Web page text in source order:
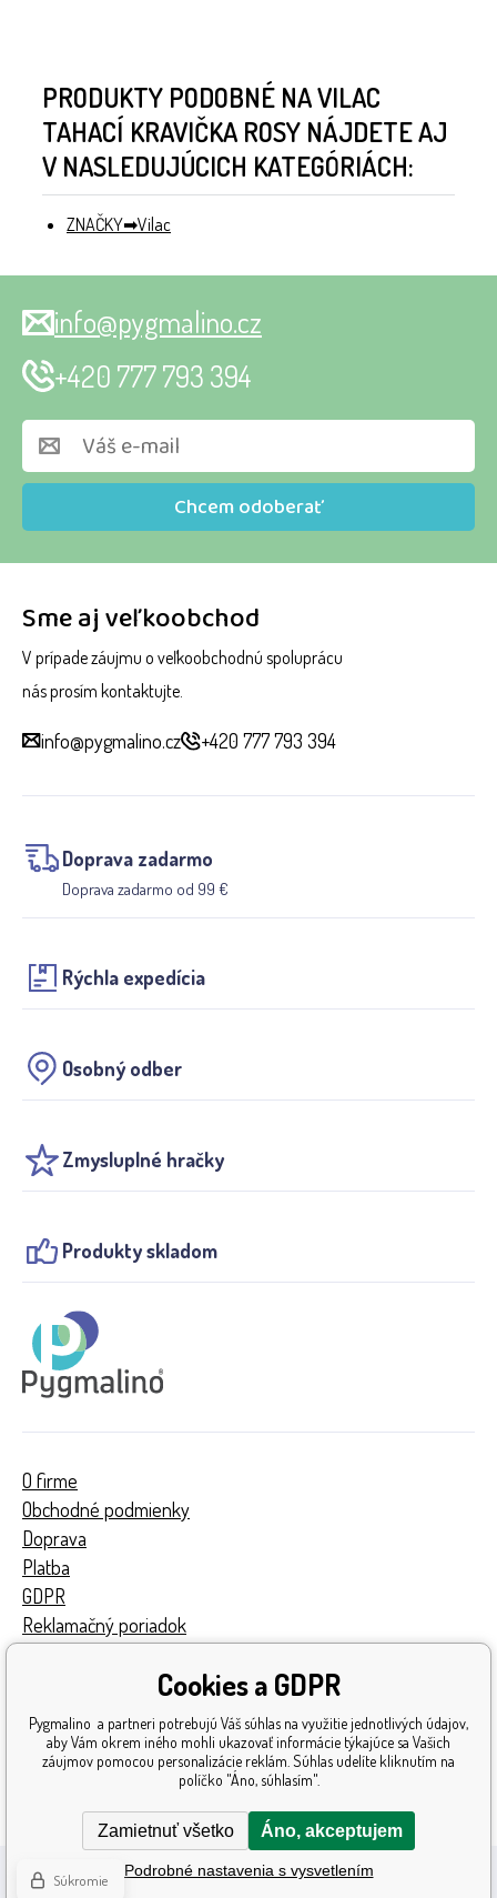
PRODUKTY PODOBNÉ NA VILAC
TAHACÍ KRAVIČKA ROSY NÁJDETE AJ
V NASLEDUJÚCICH KATEGÓRIÁCH:
ZNAČKY Vilac
Sme aj veľkoobchod
V prípade záujmu o veľkoobchodnú spoluprácu
nás prosím kontaktujte.
info@pygmalino.cz +420 777 793 394
Doprava zadarmo
Doprava zadarmo od 99 €
Rýchla expedícia
Osobný odber
Zmysluplné hračky
Produkty skladom
Chcem odoberať
info@pygmalino.cz
+420 777 793 394
O firme
Obchodné podmienky
Doprava
Platba
GDPR
Reklamačný poriadok
Získané ocenenia
Katalóg hračiek
Mapa stránok
Cookies a GDPR
Pygmalino a partneri potrebujú Váš súhlas na využitie jednotlivých údajov,
aby Vám okrem iného mohli ukazovať informácie týkajúce sa Vašich
záujmov pomocou personalizácie reklám. Súhlas udelíte kliknutím na
políčko "Áno, súhlasím".
Zamietnuť všetko Áno, akceptujem
Podrobné nastavenia s vysvetlením
Súkromie